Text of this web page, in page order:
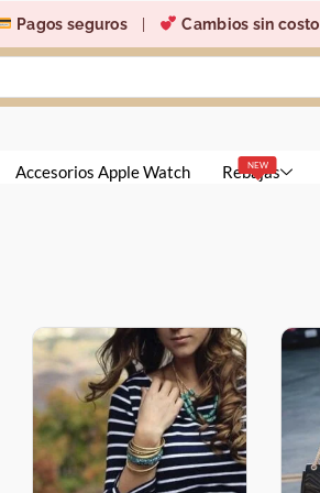
Pagos seguros Cambios sin costo
Accesorios Apple Watch NEW
Rebajas